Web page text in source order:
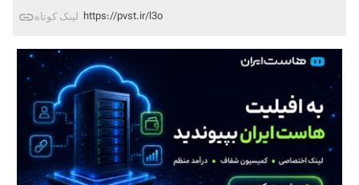
لینک کوتاه https://pvst.ir/l3o